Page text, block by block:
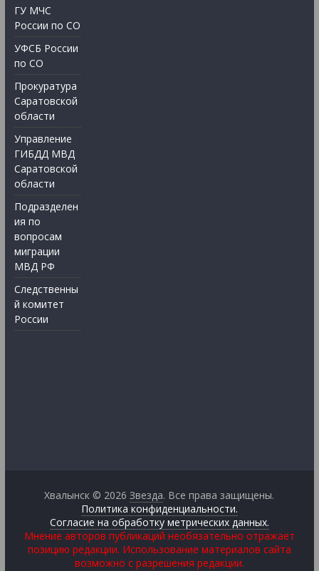
ГУ МЧС
России по СО
УФСБ России
по СО
Прокуратура
Саратовской
области
Управление
ГИБДД МВД
Саратовской
области
Подразделен
ия по
вопросам
миграции
МВД РФ
Следственны
й комитет
России
Хвалынск © 2026Звезда. Все права защищены.
Политика конфиденциальности.
Согласие на обработку метрических данных.
Мнение авторов публикаций необязательно отражает
позицию редакции. Использование материалов сайта
возможно с разрешения редакции.